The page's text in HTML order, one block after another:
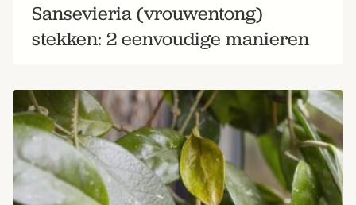
Sansevieria (vrouwentong)
stekken: 2 eenvoudige manieren